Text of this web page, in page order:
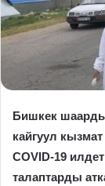
Бишкек
кайгуул
COVID-19
талаптарды